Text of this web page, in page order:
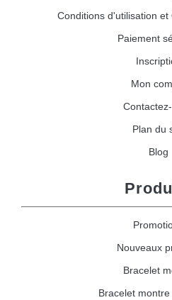
Conditions d'utilisation
Paiement
Mon
Plan du
Blog
Nouveaux
Bracelet
Bracelet